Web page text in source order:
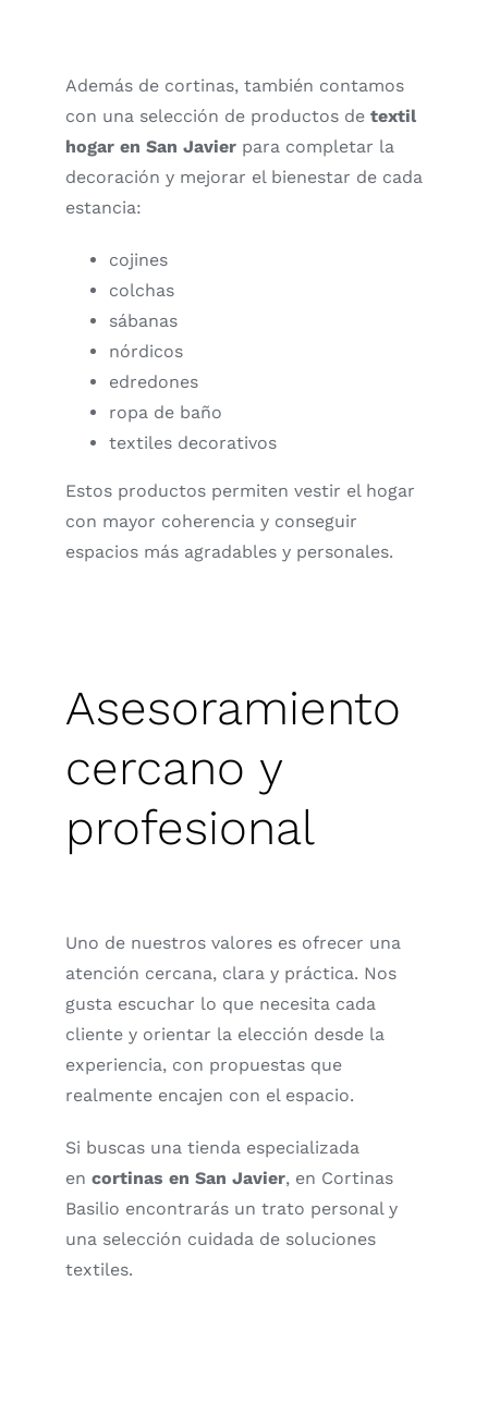
Además de cortinas, también contamos
con una selección de productos de textil
hogar en San Javierpara completar la
decoración y mejorar el bienestar de cada
estancia:
cojines
colchas
sábanas
nórdicos
edredones
ropa de baño
textiles decorativos
Estos productos permiten vestir el hogar
con mayor coherencia y conseguir
espacios más agradables y personales.
Asesoramiento
cercano y
profesional
Uno de nuestros valores es ofrecer una
atención cercana, clara y práctica. Nos
gusta escuchar lo que necesita cada
cliente y orientar la elección desde la
experiencia, con propuestas que
realmente encajen con el espacio.
Si buscas una tienda especializada
en cortinas en San Javier, en Cortinas
Basilio encontrarás un trato personal y
una selección cuidada de soluciones
textiles.